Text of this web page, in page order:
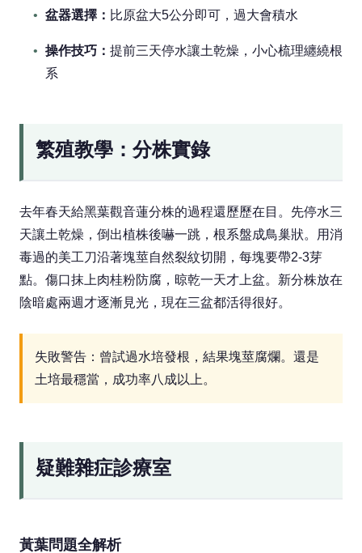
盆器選擇： 比原盆大5公分即可，過大會積水
操作技巧： 提前三天停水讓土乾燥，小心梳理纏繞根
系
繁殖教學：分株實錄
去年春天給黑葉觀音蓮分株的過程還歷歷在目。先停水三
天讓土乾燥，倒出植株後嚇一跳，根系盤成鳥巢狀。用消
毒過的美工刀沿著塊莖自然裂紋切開，每塊要帶2-3芽
點。傷口抹上肉桂粉防腐，晾乾一天才上盆。新分株放在
陰暗處兩週才逐漸見光，現在三盆都活得很好。
失敗警告：曾試過水培發根，結果塊莖腐爛。還是
土培最穩當，成功率八成以上。
疑難雜症診療室
黃葉問題全解析